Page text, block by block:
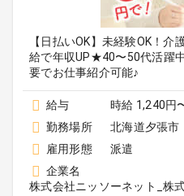
【日払いOK】未経験OK！
給で年収UP★40〜50代活躍
要でお仕事紹介可能♪
給与
時給 1,240円
勤務場所
北海道夕張市
雇用形態
派遣
企業名
株式会社ニッソーネット_株